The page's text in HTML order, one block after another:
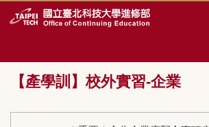
到
【產學訓】校外實習-企業